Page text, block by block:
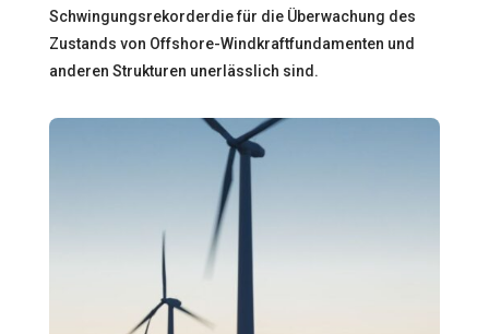
Schwingungsrekorderdie für die Überwachung des
Zustands von Offshore-Windkraftfundamenten und
anderen Strukturen unerlässlich sind.